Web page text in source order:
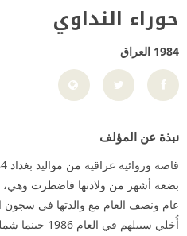
حوراء النداوي
1984 العراق
نبذة عن المؤلف
بضعة أشهر من ولادتها فاضطرت وهي،
عام ونصف العام مع والدتها في سجون
أُخلي سبيلهم